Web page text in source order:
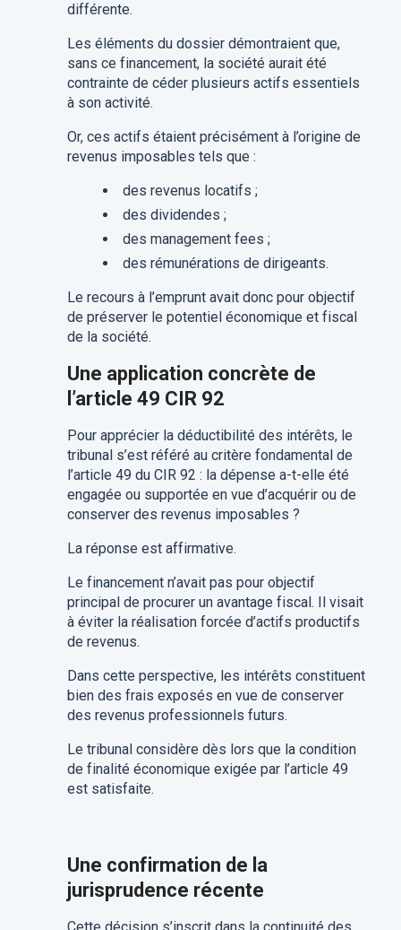
différente.
Les éléments du dossier démontraient que,
sans ce financement, la société aurait été
contrainte de céder plusieurs actifs essentiels
à son activité.
Or, ces actifs étaient précisément à l’origine de
revenus imposables tels que :
des revenus locatifs ;
des dividendes ;
des management fees ;
des rémunérations de dirigeants.
Le recours à l’emprunt avait donc pour objectif
de préserver le potentiel économique et fiscal
de la société.
Une application concrète de
l’article 49 CIR 92
Pour apprécier la déductibilité des intérêts, le
tribunal s’est référé au critère fondamental de
l’article 49 du CIR 92 : la dépense a-t-elle été
engagée ou supportée en vue d’acquérir ou de
conserver des revenus imposables ?
La réponse est affirmative.
Le financement n’avait pas pour objectif
principal de procurer un avantage fiscal. Il visait
à éviter la réalisation forcée d’actifs productifs
de revenus.
Dans cette perspective, les intérêts constituent
bien des frais exposés en vue de conserver
des revenus professionnels futurs.
Le tribunal considère dès lors que la condition
de finalité économique exigée par l’article 49
est satisfaite.
Une confirmation de la
jurisprudence récente